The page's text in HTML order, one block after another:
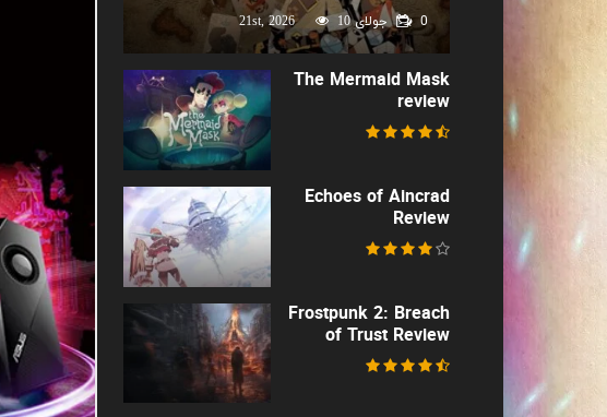
جولای 21st, 202610 0
The Mermaid Mask
review
Echoes of Aincrad
Review
Frostpunk 2: Breach
of Trust Review